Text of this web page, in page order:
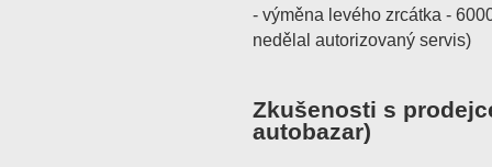
- výměna levého zrcátka -
nedělal autorizovaný servis)
Zkušenosti s
autobazar)